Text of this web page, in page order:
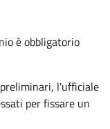
è obbligatorio
l'ufficiale
per fissare un